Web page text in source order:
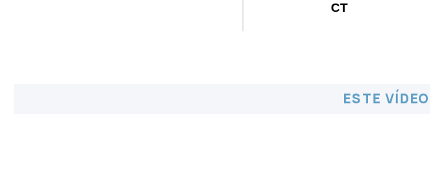
CT
ESTE